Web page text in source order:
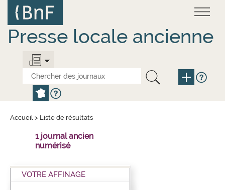
contenu
principal
Presse locale ancienne
Accueil > Liste de résultats
1 journal ancien
numérisé
VOTRE AFFINAGE
Panneau de gestion des cookies